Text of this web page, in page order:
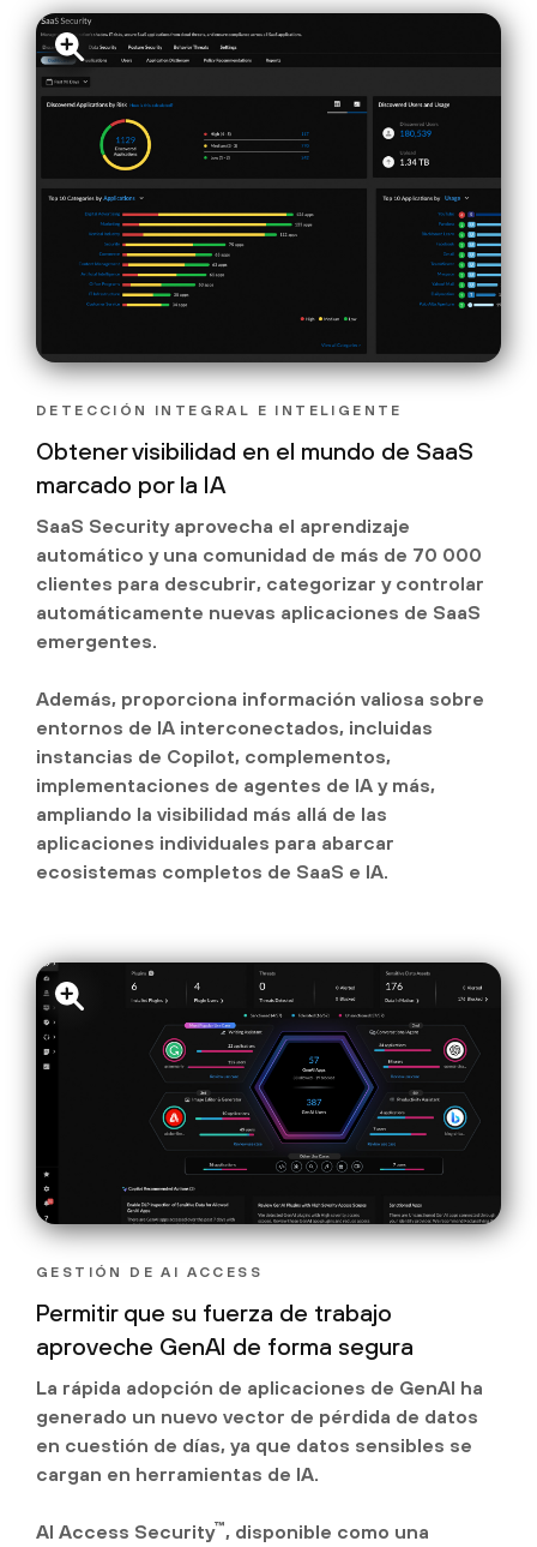
DETECCIÓN INTEGRAL E INTELIGENTE
Obtener visibilidad en el mundo de SaaS
marcado por la IA
SaaS Security aprovecha el aprendizaje
automático y una comunidad de más de 70 000
clientes para descubrir, categorizar y controlar
automáticamente nuevas aplicaciones de SaaS
emergentes.
Además, proporciona información valiosa sobre
entornos de IA interconectados, incluidas
instancias de Copilot, complementos,
implementaciones de agentes de IA y más,
ampliando la visibilidad más allá de las
aplicaciones individuales para abarcar
ecosistemas completos de SaaS e IA.
GESTIÓN DE AI ACCESS
Permitir que su fuerza de trabajo
aproveche GenAI de forma segura
La rápida adopción de aplicaciones de GenAI ha
generado un nuevo vector de pérdida de datos
en cuestión de días, ya que datos sensibles se
cargan en herramientas de IA.
AI Access Security™, disponible como una